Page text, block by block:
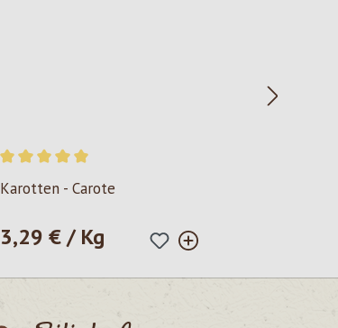
Durchschnittliche Bewertung von 5 von 5 Sternen
Karotten - Carote
Regulärer Preis:
3,29 € / Kg